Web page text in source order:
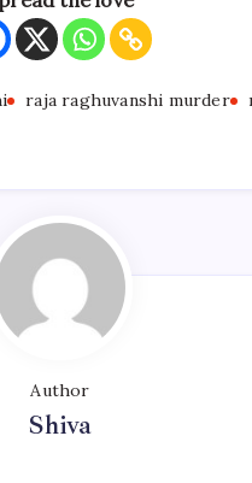
raja raghuvanshi murder
Author
Shiva